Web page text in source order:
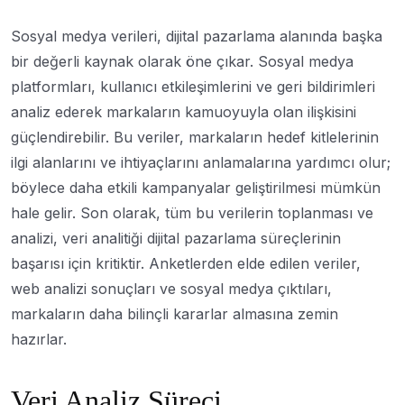
Sosyal medya verileri, dijital pazarlama alanında başka
bir değerli kaynak olarak öne çıkar. Sosyal medya
platformları, kullanıcı etkileşimlerini ve geri bildirimleri
analiz ederek markaların kamuoyuyla olan ilişkisini
güçlendirebilir. Bu veriler, markaların hedef kitlelerinin
ilgi alanlarını ve ihtiyaçlarını anlamalarına yardımcı olur;
böylece daha etkili kampanyalar geliştirilmesi mümkün
hale gelir. Son olarak, tüm bu verilerin toplanması ve
analizi, veri analitiği dijital pazarlama süreçlerinin
başarısı için kritiktir. Anketlerden elde edilen veriler,
web analizi sonuçları ve sosyal medya çıktıları,
markaların daha bilinçli kararlar almasına zemin
hazırlar.